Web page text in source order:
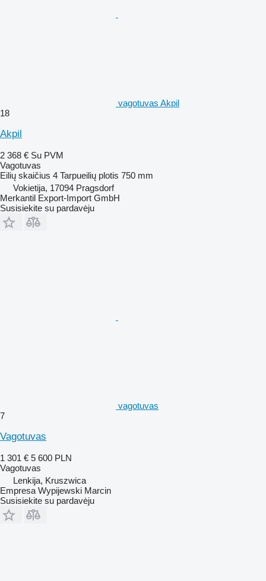
vagotuvas Akpil
18
Akpil
2 368 € Su PVM
Vagotuvas
Eilių skaičius 4 Tarpueilių plotis 750 mm
Vokietija, 17094 Pragsdorf
Merkantil Export-Import GmbH
Susisiekite su pardavėju
vagotuvas
7
Vagotuvas
1 301 € 5 600 PLN
Vagotuvas
Lenkija, Kruszwica
Empresa Wypijewski Marcin
Susisiekite su pardavėju